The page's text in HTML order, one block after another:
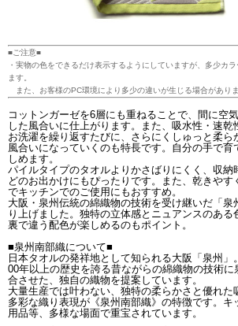
■ご注意■
・実物の色をできるだけ表示するようにしていますが、多少カ
ます。
また、お客様のPC環境により多少の違いが生じる場合があり
コットンガーゼを6層にも重ねることで、間に空
した風合いに仕上がります。また、吸水性・速乾
お洗濯を繰り返すたびに、さらにくしゅっと柔ら
風合いになっていくのも特長です。自分の手で育
しめます。
パイルタイプのタオルよりかさばりにくく、収納
どのお出かけにもぴったりです。また、乾きやす
でキッチンでのご使用にもおすすめ。
大阪・泉州伝統の綿織物の技術を受け継いだ「泉
り上げました。独特の立体感とニュアンスのある
裏で違う配色が楽しめるのもポイント。
■泉州南部織について■
日本タオルの発祥地として知られる大阪「泉州」
00年以上の歴史を誇る昔ながらの綿織物の技術に
合させた、独自の織物を提案しています。
大量生産では叶わない、独特の柔らかさと優れた
多彩な織り表現が《泉州南部織》の特徴です。キ
用品等、多様な場面で重宝されています。